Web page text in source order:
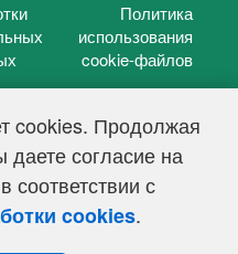
cookies. Продолжая
даете согласие на
соответствии с
cookies.
Политика
использования
cookie-файлов
г.
Эл № ФС 77-39848, выдано
сфере связи,
коммуникаций